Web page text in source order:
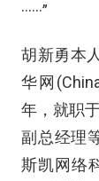
······”
胡新勇本
华网
年，就职
副总经理
斯凯网络